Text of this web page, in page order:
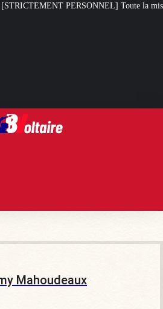
la misère du monde… Bagayoko visé
Mahoudeaux